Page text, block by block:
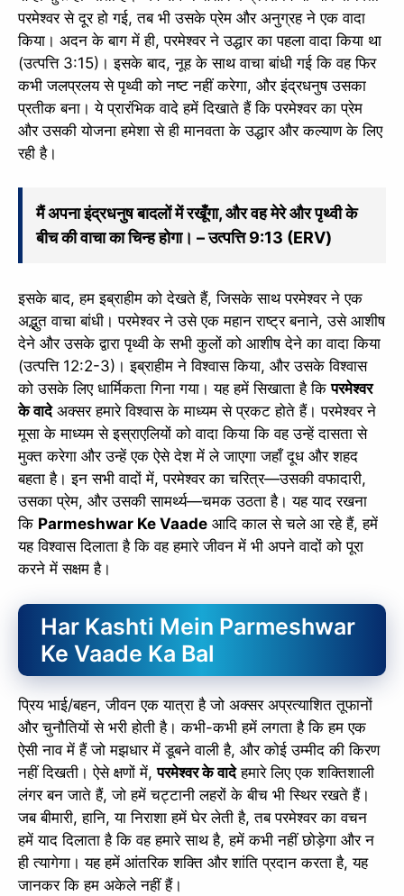
परमेश्वर से दूर हो गई, तब भी उसके प्रेम और अनुग्रह ने एक वादा
किया। अदन के बाग में ही, परमेश्वर ने उद्धार का पहला वादा किया था
(उत्पत्ति 3:15)। इसके बाद, नूह के साथ वाचा बांधी गई कि वह फिर
कभी जलप्रलय से पृथ्वी को नष्ट नहीं करेगा, और इंद्रधनुष उसका
प्रतीक बना। ये प्रारंभिक वादे हमें दिखाते हैं कि परमेश्वर का प्रेम
और उसकी योजना हमेशा से ही मानवता के उद्धार और कल्याण के लिए
रही है।
मैं अपना इंद्रधनुष बादलों में रखूँगा, और वह मेरे और पृथ्वी के
बीच की वाचा का चिन्ह होगा। – उत्पत्ति 9:13 (ERV)
इसके बाद, हम इब्राहीम को देखते हैं, जिसके साथ परमेश्वर ने एक
अद्भुत वाचा बांधी। परमेश्वर ने उसे एक महान राष्ट्र बनाने, उसे आशीष
देने और उसके द्वारा पृथ्वी के सभी कुलों को आशीष देने का वादा किया
(उत्पत्ति 12:2-3)। इब्राहीम ने विश्वास किया, और उसके विश्वास
को उसके लिए धार्मिकता गिना गया। यह हमें सिखाता है किपरमेश्वर
के वादेअक्सर हमारे विश्वास के माध्यम से प्रकट होते हैं। परमेश्वर ने
मूसा के माध्यम से इस्राएलियों को वादा किया कि वह उन्हें दासता से
मुक्त करेगा और उन्हें एक ऐसे देश में ले जाएगा जहाँ दूध और शहद
बहता है। इन सभी वादों में, परमेश्वर का चरित्र—उसकी वफादारी,
उसका प्रेम, और उसकी सामर्थ्य—चमक उठता है। यह याद रखना
कि Parmeshwar Ke Vaade आदि काल से चले आ रहे हैं, हमें
यह विश्वास दिलाता है कि वह हमारे जीवन में भी अपने वादों को पूरा
करने में सक्षम है।
Har Kashti Mein Parmeshwar
Ke Vaade Ka Bal
प्रिय भाई/बहन, जीवन एक यात्रा है जो अक्सर अप्रत्याशित तूफानों
और चुनौतियों से भरी होती है। कभी-कभी हमें लगता है कि हम एक
ऐसी नाव में हैं जो मझधार में डूबने वाली है, और कोई उम्मीद की किरण
नहीं दिखती। ऐसे क्षणों में,परमेश्वर के वादेहमारे लिए एक शक्तिशाली
लंगर बन जाते हैं, जो हमें चट्टानी लहरों के बीच भी स्थिर रखते हैं।
जब बीमारी, हानि, या निराशा हमें घेर लेती है, तब परमेश्वर का वचन
हमें याद दिलाता है कि वह हमारे साथ है, हमें कभी नहीं छोड़ेगा और न
ही त्यागेगा। यह हमें आंतरिक शक्ति और शांति प्रदान करता है, यह
जानकर कि हम अकेले नहीं हैं।